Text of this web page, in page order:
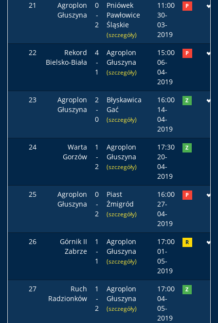
21
Agroplon
Głuszyna
0
-
2
Pniówek
Pawłowice
Śląskie
(szczegóły)
11:00
30-
03-
2019
P
22
Rekord
Bielsko-Biała
4
-
1
Agroplon
Głuszyna
(szczegóły)
15:00
06-
04-
2019
P
23
Agroplon
Głuszyna
2
-
0
Błyskawica
Gać
(szczegóły)
16:00
14-
04-
2019
Z
24
Warta
Gorzów
1
-
2
Agroplon
Głuszyna
(szczegóły)
17:30
20-
04-
2019
Z
25
Agroplon
Głuszyna
0
-
2
Piast
Żmigród
(szczegóły)
16:00
27-
04-
2019
P
26
Górnik II
Zabrze
1
-
1
Agroplon
Głuszyna
(szczegóły)
17:00
01-
05-
2019
R
27
Ruch
Radzionków
1
-
2
Agroplon
Głuszyna
(szczegóły)
17:00
04-
05-
2019
Z